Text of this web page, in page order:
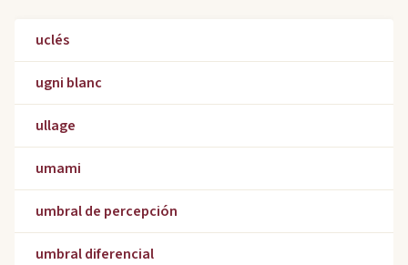
uclés
ugni blanc
ullage
umami
umbral de percepción
umbral diferencial